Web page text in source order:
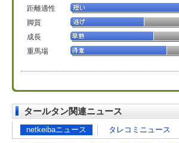
距離適性
脚質
成長
重馬場
タールタン関連ニュース
netkeibaニュース タレコミニュース